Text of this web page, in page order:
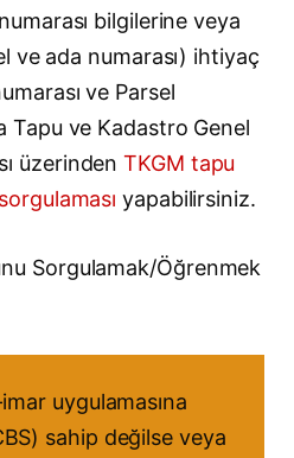
bilgilerine veya
ve ada numarası) ihtiyaç
ve Parsel
Tapu ve Kadastro Genel
üzerindenTKGM tapu
yapabilirsiniz.
Sorgulamak/Öğrenmek
uygulamasına
sahip değilse veya